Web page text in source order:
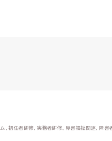
, 初任者研修, 実務者研修, 障害福祉関連, 障害